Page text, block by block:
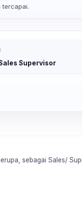
tercapai.
Supervisor
sebagai Sales/